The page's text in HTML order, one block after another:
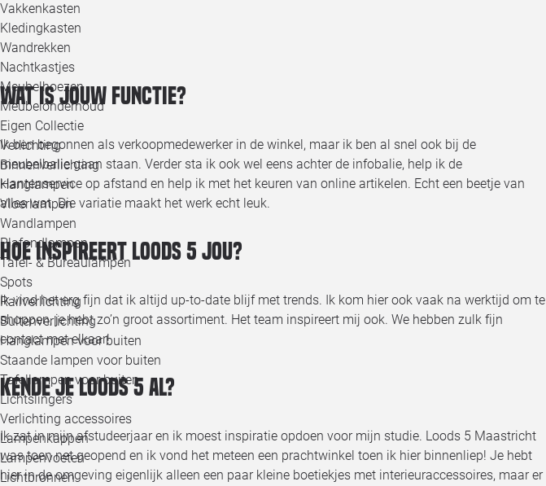
Vakkenkasten
Kledingkasten
Wandrekken
Nachtkastjes
Meubelhoezen
Meubelonderhoud
Eigen Collectie
Verlichting
Binnenverlichting
Hanglampen
Vloerlampen
Wandlampen
Plafondlampen
Tafel- & Bureaulampen
Spots
Railverlichting
Buitenverlichting
Hanglampen voor buiten
Staande lampen voor buiten
Tafellampen voor buiten
Lichtslingers
Verlichting accessoires
Lampenkappen
Lampenvoeten
Lichtbronnen
Wat is jouw functie?
Ik ben begonnen als verkoopmedewerker in de winkel, maar ik ben al snel ook bij de
meubelbalie gaan staan. Verder sta ik ook wel eens achter de infobalie, help ik de
klantenservice op afstand en help ik met het keuren van online artikelen. Echt een beetje van
alles wat. Die variatie maakt het werk echt leuk.
Hoe inspireert Loods 5 jou?
Ik vind het erg fijn dat ik altijd up-to-date blijf met trends. Ik kom hier ook vaak na werktijd om te
shoppen, je hebt zo’n groot assortiment. Het team inspireert mij ook. We hebben zulk fijn
contact met elkaar!
Kende je Loods 5 al?
Ik zat in mijn afstudeerjaar en ik moest inspiratie opdoen voor mijn studie. Loods 5 Maastricht
was toen net geopend en ik vond het meteen een prachtwinkel toen ik hier binnenliep! Je hebt
hier in de omgeving eigenlijk alleen een paar kleine boetiekjes met interieuraccessoires, maar er